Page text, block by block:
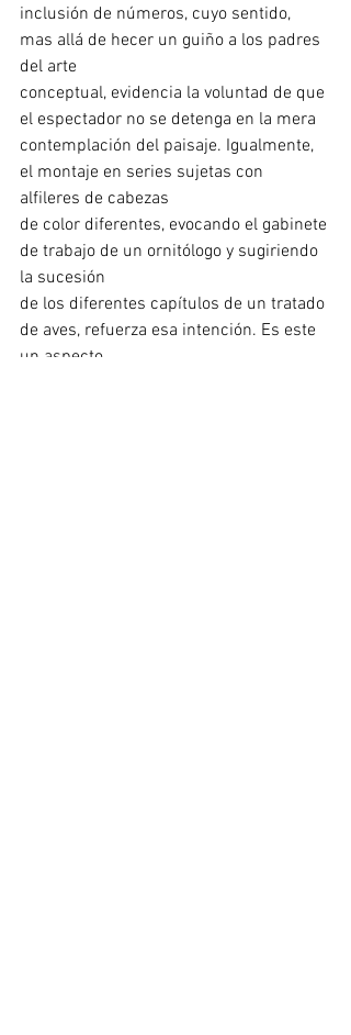
inclusión de números, cuyo sentido,
mas allá de hecer un guiño a los padres
del arte
conceptual, evidencia la voluntad de que
el espectador no se detenga en la mera
contemplación del paisaje. Igualmente,
el montaje en series sujetas con
alfileres de cabezas
de color diferentes, evocando el gabinete
de trabajo de un ornitólogo y sugiriendo
la sucesión
de los diferentes capítulos de un tratado
de aves, refuerza esa intención. Es este
un aspecto